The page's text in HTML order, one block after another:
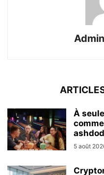
À
5 août